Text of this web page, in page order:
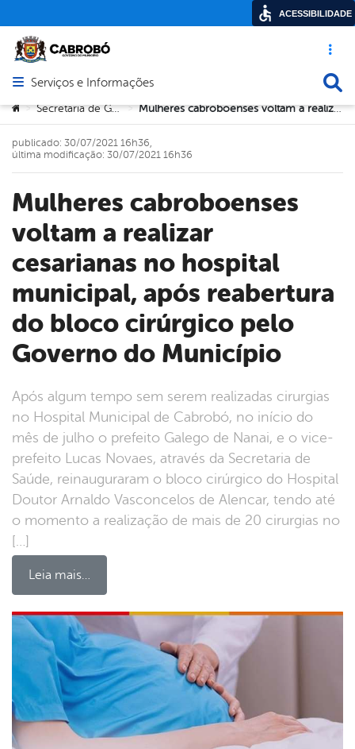
Acesso
Abrir menu principal de navegação
Serviços e Informações
Você está aqui:
> Secretaria de Governo > Mulheres cabroboenses voltam a realizar cesarianas no hospital municipal, após reabertura do bloco cirúrgico pelo Governo do Município
Mulheres cabroboenses
voltam a realizar
cesarianas no hospital
municipal, após reabertura
do bloco cirúrgico pelo
Governo do Município
Após algum tempo sem serem realizadas cirurgias
no Hospital Municipal de Cabrobó, no início do
mês de julho o prefeito Galego de Nanai, e o vice-
prefeito Lucas Novaes, através da Secretaria de
Saúde, reinauguraram o bloco cirúrgico do Hospital
Doutor Arnaldo Vasconcelos de Alencar, tendo até
o momento a realização de mais de 20 cirurgias no
[…]
Leia mais…
publicado: 30/07/2021 16h36,
última modificação: 30/07/2021 16h36
ACESSIBILIDADE